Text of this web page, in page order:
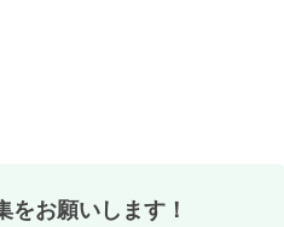
をお願いします！